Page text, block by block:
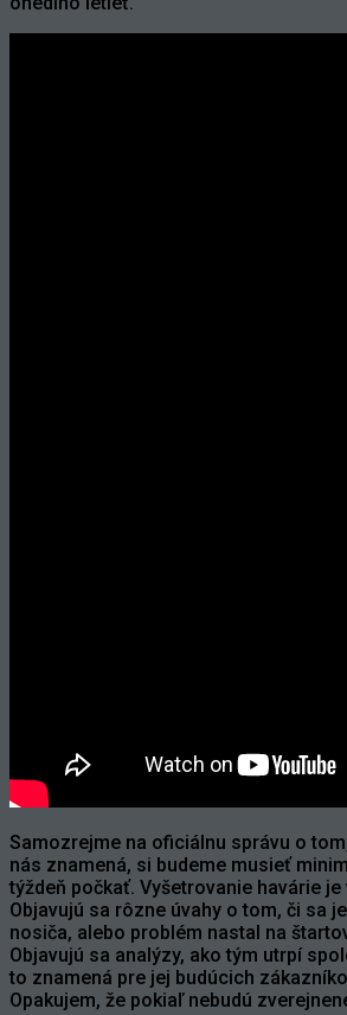
Samozrejme na oficiálnu správu o
nás znamená, si budeme musieť
týždeň počkať. Vyšetrovanie havárie
Objavujú sa rôzne úvahy o tom, či sa
nosiča, alebo problém nastal na
Objavujú sa analýzy, ako tým utrpí
to znamená pre jej budúcich
Opakujem, že pokiaľ nebudú